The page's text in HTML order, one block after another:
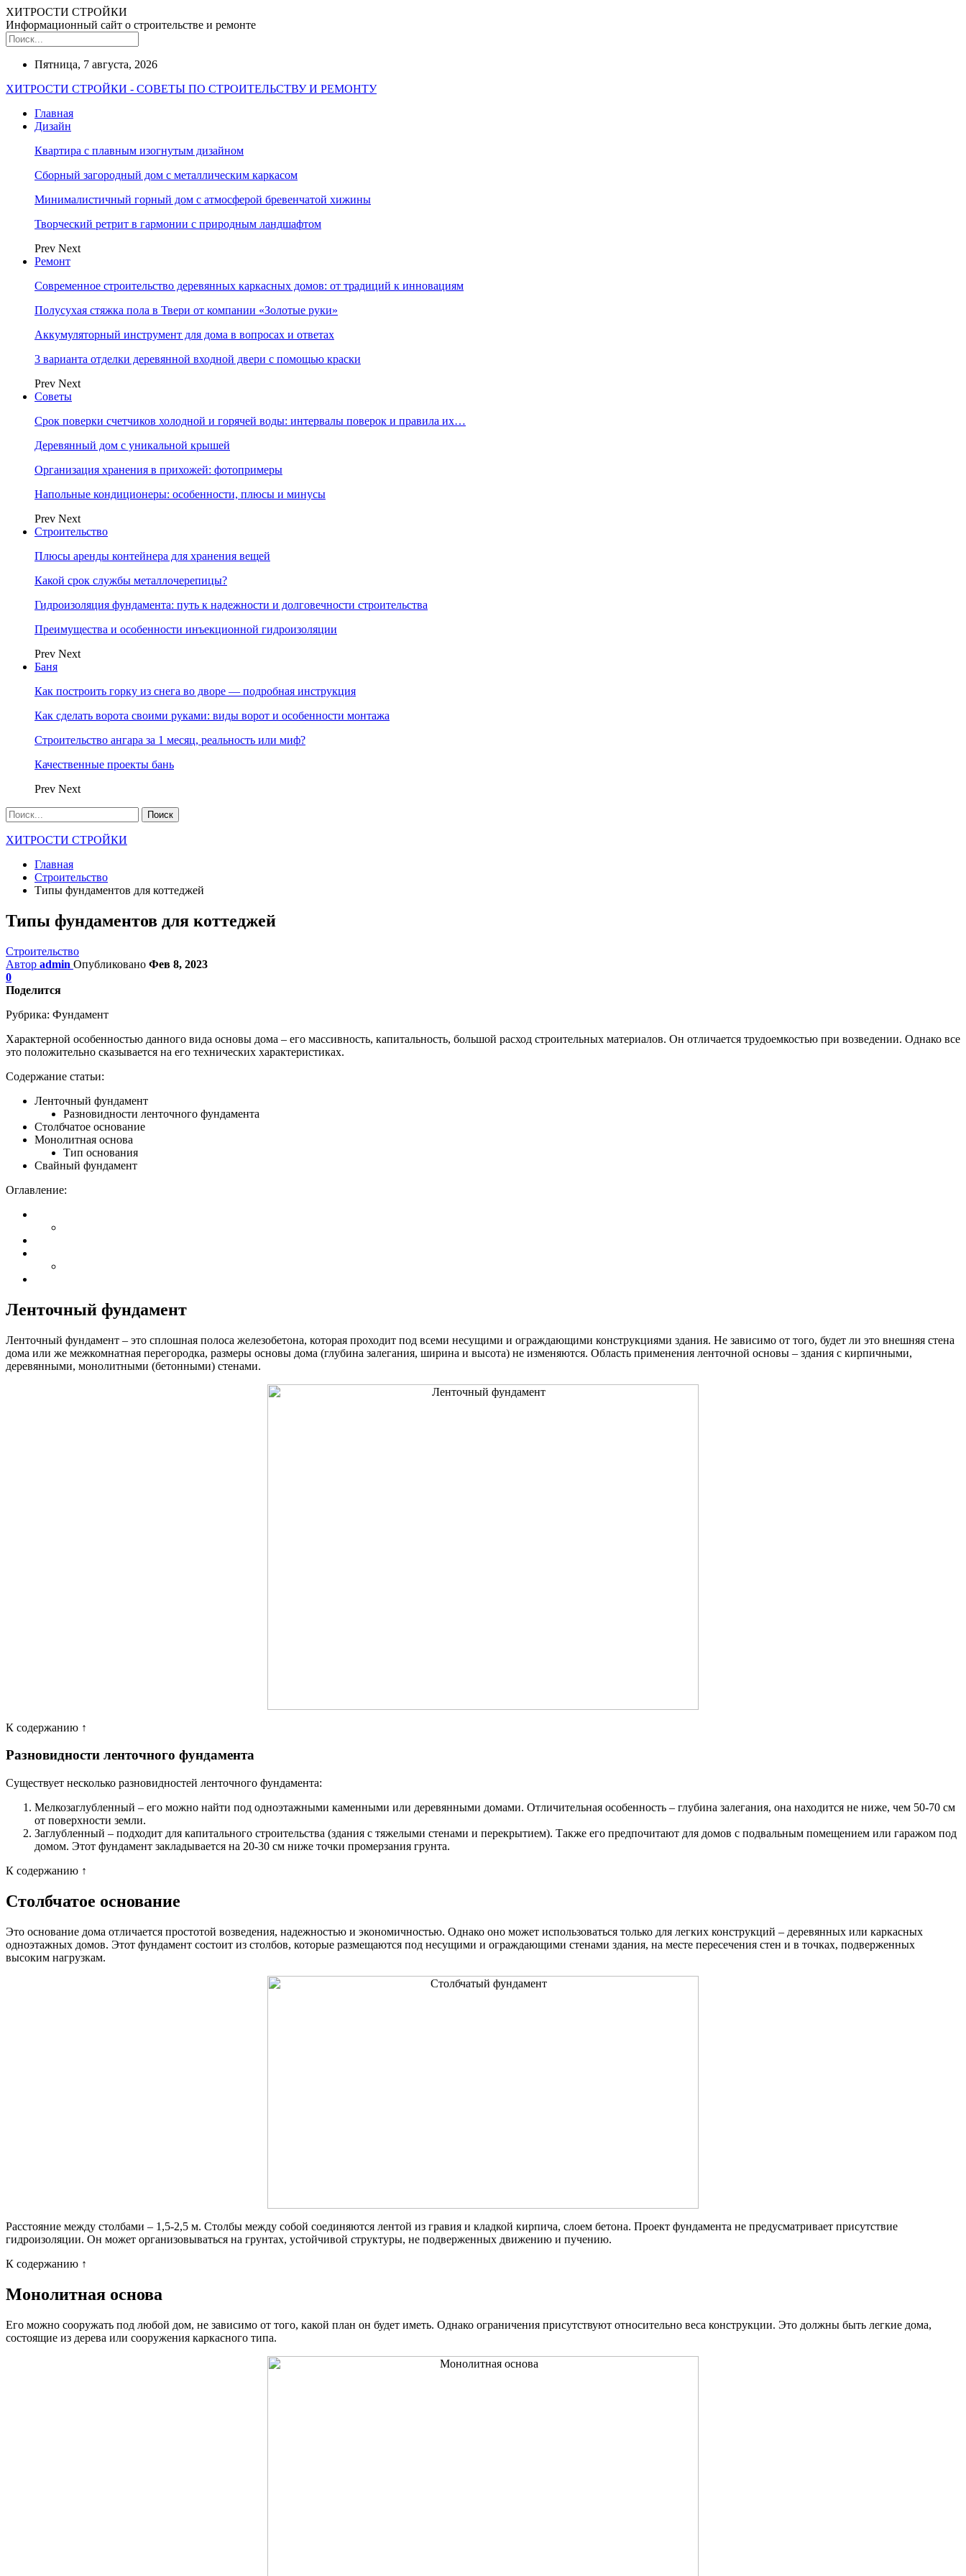
ХИТРОСТИ СТРОЙКИ
Информационный сайт о строительстве и ремонте
Пятница, 7 августа, 2026
ХИТРОСТИ СТРОЙКИ - СОВЕТЫ ПО СТРОИТЕЛЬСТВУ И РЕМОНТУ
Главная
Дизайн
Квартира с плавным изогнутым дизайном
Сборный загородный дом с металлическим каркасом
Минималистичный горный дом с атмосферой бревенчатой хижины
Творческий ретрит в гармонии с природным ландшафтом
Prev Next
Ремонт
Современное строительство деревянных каркасных домов: от традиций к инновациям
Полусухая стяжка пола в Твери от компании «Золотые руки»
Аккумуляторный инструмент для дома в вопросах и ответах
3 варианта отделки деревянной входной двери с помощью краски
Prev Next
Советы
Срок поверки счетчиков холодной и горячей воды: интервалы поверок и правила их…
Деревянный дом с уникальной крышей
Организация хранения в прихожей: фотопримеры
Напольные кондиционеры: особенности, плюсы и минусы
Prev Next
Строительство
Плюсы аренды контейнера для хранения вещей
Какой срок службы металлочерепицы?
Гидроизоляция фундамента: путь к надежности и долговечности строительства
Преимущества и особенности инъекционной гидроизоляции
Prev Next
Баня
Как построить горку из снега во дворе — подробная инструкция
Как сделать ворота своими руками: виды ворот и особенности монтажа
Строительство ангара за 1 месяц, реальность или миф?
Качественные проекты бань
Prev Next
ХИТРОСТИ СТРОЙКИ
Главная
Строительство
Типы фундаментов для коттеджей
Типы фундаментов для коттеджей
Строительство
Автор admin Опубликовано Фев 8, 2023
0
Поделится
Рубрика: Фундамент
Характерной особенностью данного вида основы дома – его массивность, капитальность, большой расход строительных материалов. Он отличается трудоемкостью при возведении. Однако все
это положительно сказывается на его технических характеристиках.
Содержание статьи:
Ленточный фундамент
Разновидности ленточного фундамента
Столбчатое основание
Монолитная основа
Тип основания
Свайный фундамент
Оглавление:
Ленточный фундамент
Ленточный фундамент – это сплошная полоса железобетона, которая проходит под всеми несущими и ограждающими конструкциями здания. Не зависимо от того, будет ли это внешняя стена
дома или же межкомнатная перегородка, размеры основы дома (глубина залегания, ширина и высота) не изменяются. Область применения ленточной основы – здания с кирпичными,
деревянными, монолитными (бетонными) стенами.
К содержанию ↑
Разновидности ленточного фундамента
Существует несколько разновидностей ленточного фундамента:
Мелкозаглубленный – его можно найти под одноэтажными каменными или деревянными домами. Отличительная особенность – глубина залегания, она находится не ниже, чем 50-70 см
от поверхности земли.
Заглубленный – подходит для капитального строительства (здания с тяжелыми стенами и перекрытием). Также его предпочитают для домов с подвальным помещением или гаражом под
домом. Этот фундамент закладывается на 20-30 см ниже точки промерзания грунта.
К содержанию ↑
Столбчатое основание
Это основание дома отличается простотой возведения, надежностью и экономичностью. Однако оно может использоваться только для легких конструкций – деревянных или каркасных
одноэтажных домов. Этот фундамент состоит из столбов, которые размещаются под несущими и ограждающими стенами здания, на месте пересечения стен и в точках, подверженных
высоким нагрузкам.
Расстояние между столбами – 1,5-2,5 м. Столбы между собой соединяются лентой из гравия и кладкой кирпича, слоем бетона. Проект фундамента не предусматривает присутствие
гидроизоляции. Он может организовываться на грунтах, устойчивой структуры, не подверженных движению и пучению.
К содержанию ↑
Монолитная основа
Его можно сооружать под любой дом, не зависимо от того, какой план он будет иметь. Однако ограничения присутствуют относительно веса конструкции. Это должны быть легкие дома,
состоящие из дерева или сооружения каркасного типа.